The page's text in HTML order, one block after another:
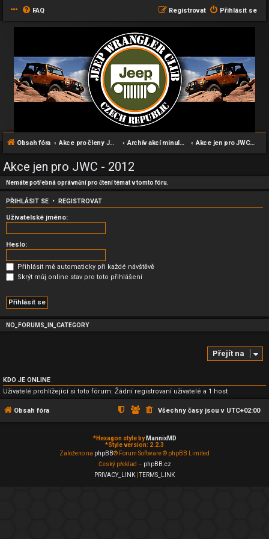
FAQ Přihlásit se
Registrovat
Obsah fóra Akce pro členy JWC klubu Archív akcí minulých let Akce jen pro JWC - 2012
Akce jen pro JWC - 2012
Nemáte potřebná oprávnění pro čtení témat v tomto fóru.
PŘIHLÁSIT SE • REGISTROVAT
Uživatelské jméno:
Heslo:
Přihlásit mě automaticky při každé návštěvě
Skrýt můj online stav pro toto přihlášení
NO_FORUMS_IN_CATEGORY
Přejít na
KDO JE ONLINE
Uživatelé prohlížející si toto fórum: Žádní registrovaní uživatelé a 1 host
Obsah fóra Všechny časy jsou v UTC+02:00
*Hexagon style by MannixMD
*Style version: 2.2.3
Založeno na phpBB® Forum Software © phpBB Limited
Český překlad – phpBB.cz
PRIVACY_LINK |TERMS_LINK